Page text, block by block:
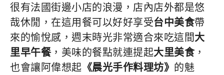
很有法國街邊小店的浪漫，店內店外都是悠
哉休閒，在這用餐可以好好享受台中美食帶
來的愉悅感，週末時光非常適合來吃這間大
里早午餐，美味的餐點就連提起大里美食，
也會讓阿偉想起 《晨光手作料理坊》 的魅